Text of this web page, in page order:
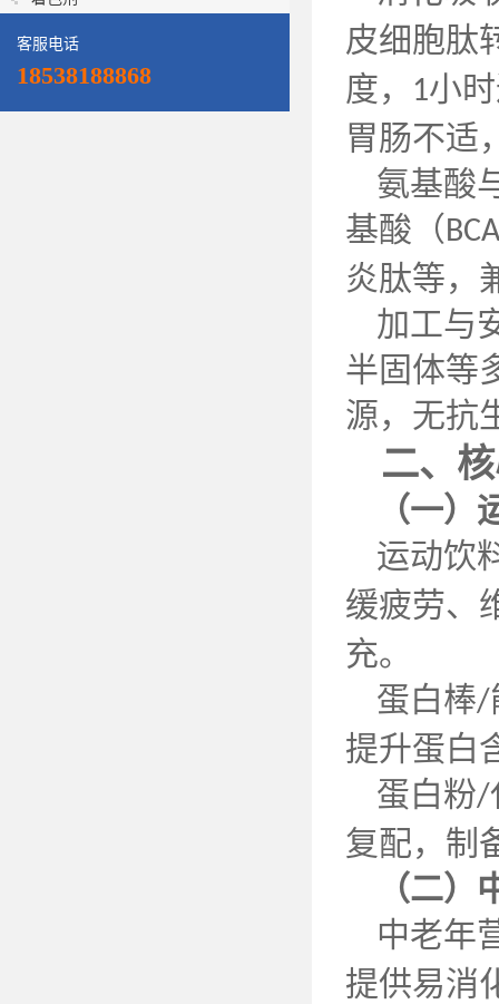
客服电话
18538188868
皮细胞肽
度， 1小
胃肠不适
氨基酸
基酸（
炎肽等，
加工与
半固体等
源，无抗
二、
（一
运动饮
缓疲劳、
充。
蛋白棒/
提升蛋白
蛋白粉/
复配，制
（二
中老年
提供易消